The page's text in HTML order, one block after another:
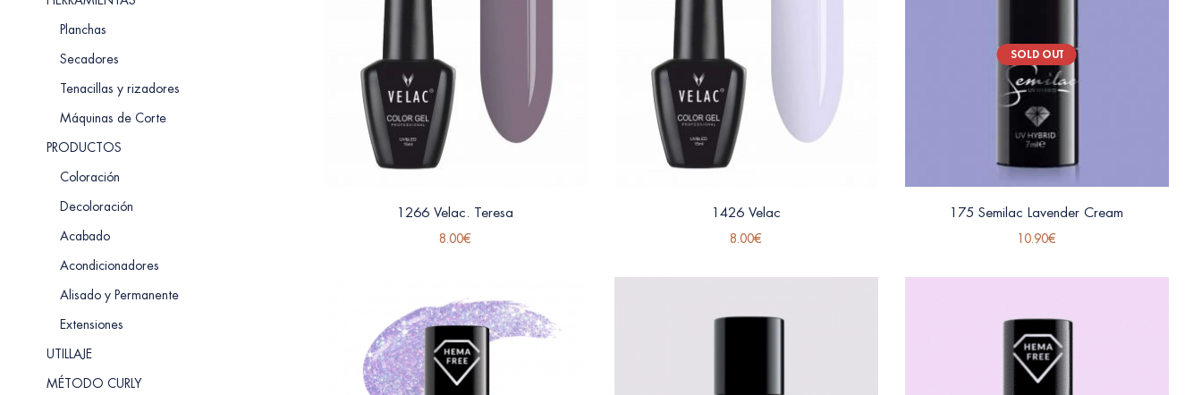
Planchas
Secadores
Tenacillas y rizadores
Máquinas de Corte
PRODUCTOS
Coloración
Decoloración
Acabado
Acondicionadores
Alisado y Permanente
Extensiones
UTILLAJE
MÉTODO CURLY
1266 Velac. Teresa
8.00€
1426 Velac
8.00€
SOLD OUT
175 Semilac Lavender Cream
10.90€